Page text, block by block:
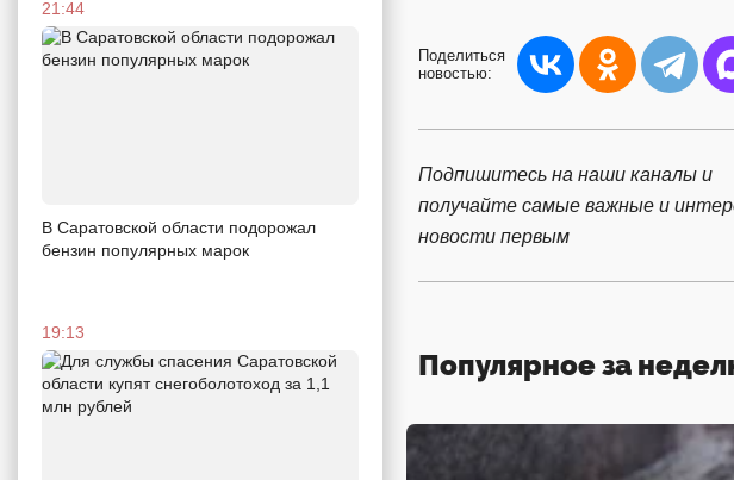
21:44
В Саратовской области подорожал
бензин популярных марок
19:13
Поделиться
новостью:
Подпишитесь на наши каналы и
получайте самые важные и
новости первым
Популярное за